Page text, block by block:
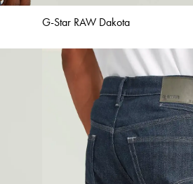
G-Star RAW Dakota